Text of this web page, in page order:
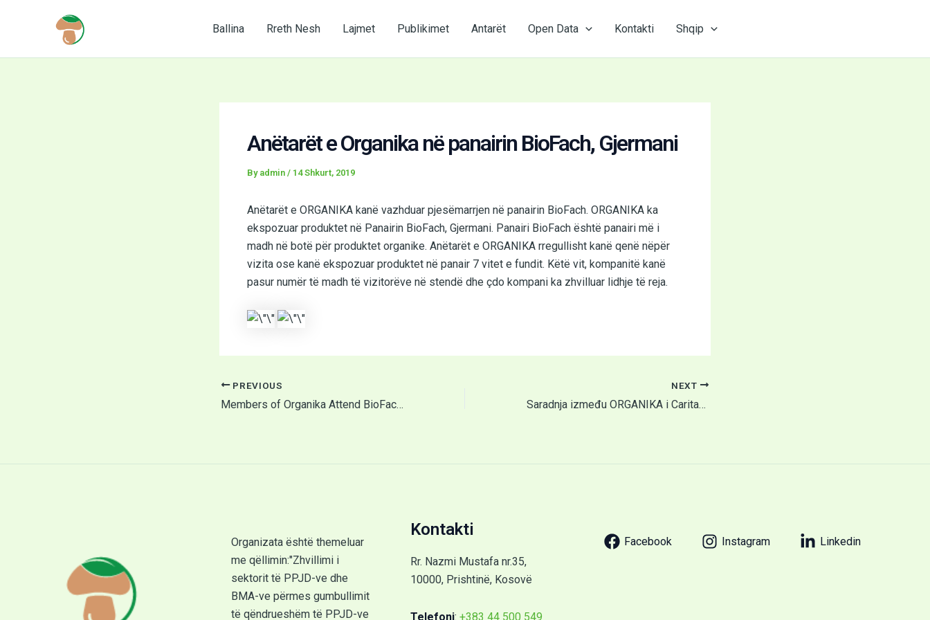
Ballina Rreth Nesh Lajmet Publikimet Antarët Open Data Kontakti Shqip
Anëtarët e Organika në panairin BioFach, Gjermani
By admin / 14 Shkurt, 2019
Anëtarët e ORGANIKA kanë vazhduar pjesëmarrjen në panairin BioFach. ORGANIKA ka
ekspozuar produktet në Panairin BioFach, Gjermani. Panairi BioFach është panairi më i
madh në botë për produktet organike. Anëtarët e ORGANIKA rregullisht kanë qenë nëpër
vizita ose kanë ekspozuar produktet në panair 7 vitet e fundit. Këtë vit, kompanitë kanë
pasur numër të madh të vizitorëve në stendë dhe çdo kompani ka zhvilluar lidhje të reja.
PREVIOUS
Members of Organika Attend BioFach Fair in Germany
NEXT
Saradnja između ORGANIKA i Caritas Švajcarska
Organizata është themeluar
me qëllimin:"Zhvillimi i
sektorit të PPJD-ve dhe
BMA-ve përmes gumbullimit
të qëndrueshëm të PPJD-ve
Kontakti
Rr. Nazmi Mustafa nr.35,
10000, Prishtinë, Kosovë
Telefoni: +383 44 500 549
Facebook Instagram Linkedin